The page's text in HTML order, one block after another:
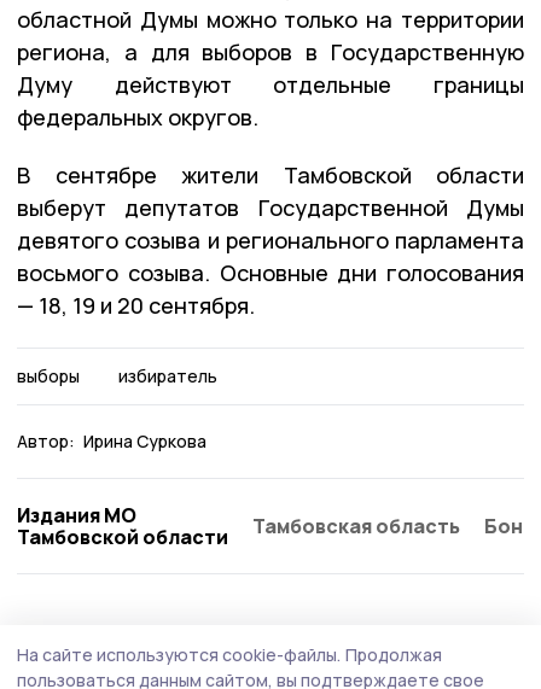
областной Думы можно только на территории
региона, а для выборов в Государственную
Думу действуют отдельные границы
федеральных округов.
В сентябре жители Тамбовской области
выберут депутатов Государственной Думы
девятого созыва и регионального парламента
восьмого созыва. Основные дни голосования
— 18, 19 и 20 сентября.
выборы избиратель
Автор: Ирина Суркова
Издания МО
Тамбовской области
Тамбовская область
Евгений Первышов представил план
На сайте используются cookie-файлы. Продолжая
пользоваться данным сайтом, вы подтверждаете свое